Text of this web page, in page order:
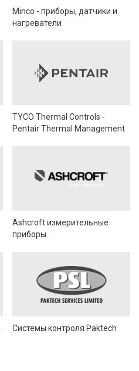
Minco - приборы, датчики и
нагреватели
TYCO Thermal Controls -
Pentair Thermal Management
Ashcroft измерительные
приборы
Системы контроля Paktech